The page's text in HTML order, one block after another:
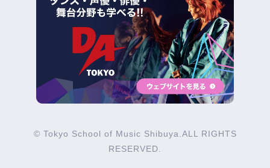
© Tokyo School of Music Shibuya.ALL RIGHTS
RESERVED.